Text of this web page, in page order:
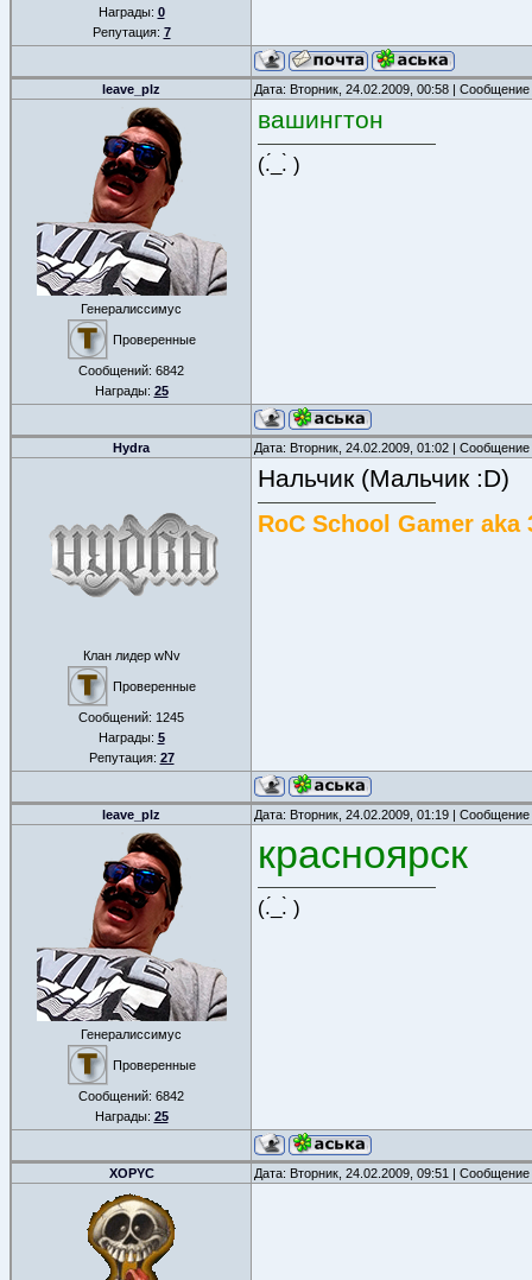
Награды: 0
Репутация: 7
leave_plz Дата: Вторник, 24.02.2009, 00:58 |
Генералиссимус
Проверенные
Сообщений: 6842
Награды: 25
вашингтон
(.́_.̀ )
Hydra Дата: Вторник, 24.02.2009, 01:02 |
Клан лидер wNv
Проверенные
Сообщений: 1245
Награды: 5
Репутация: 27
Нальчик (Мальчик :D)
RoC School Gamer aka
leave_plz Дата: Вторник, 24.02.2009, 01:19 |
Генералиссимус
Проверенные
Сообщений: 6842
Награды: 25
красноярск
(.́_.̀ )
XOPYC Дата: Вторник, 24.02.2009, 09:51 |